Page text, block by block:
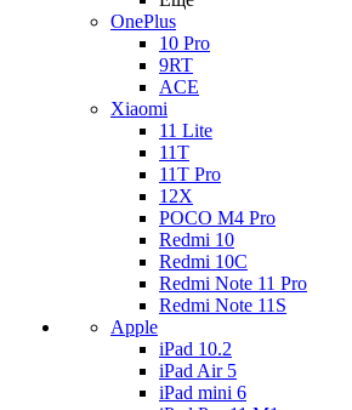
OnePlus
10 Pro
9RT
ACE
Xiaomi
11 Lite
11T
11T Pro
12X
POCO M4 Pro
Redmi 10
Redmi 10C
Redmi Note 11 Pro
Redmi Note 11S
Apple
iPad 10.2
iPad Air 5
iPad mini 6